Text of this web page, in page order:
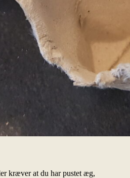
kræver at du har pustet æg,